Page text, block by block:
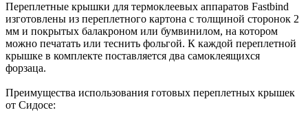
Переплетные крышки для термоклеевых аппаратов Fastbind
изготовлены из переплетного картона с толщиной сторонок 2
мм и покрытых балакроном или бумвинилом, на котором
можно печатать или теснить фольгой. К каждой переплетной
крышке в комплекте поставляется два самоклеящихся
форзаца.
Преимущества использования готовых переплетных крышек
от Сидосе: